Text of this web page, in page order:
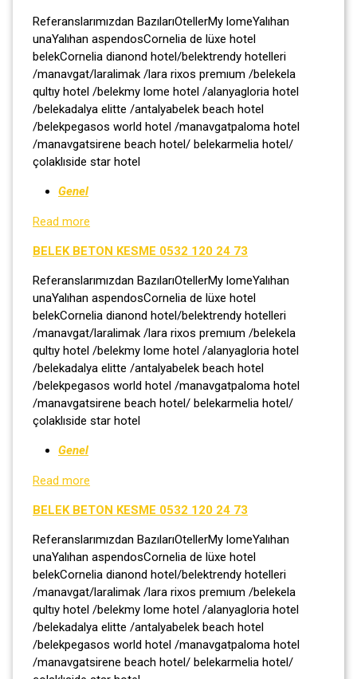
Referanslarımızdan BazılarıOtellerMy lomeYalıhan
unaYalıhan aspendosCornelia de lüxe hotel
belekCornelia dianond hotel/belektrendy hotelleri
/manavgat/laralimak /lara rixos premıum /belekela
qultıy hotel /belekmy lome hotel /alanyagloria hotel
/belekadalya elitte /antalyabelek beach hotel
/belekpegasos world hotel /manavgatpaloma hotel
/manavgatsirene beach hotel/ belekarmelia hotel/
çolaklıside star hotel
Genel
Read more
BELEK BETON KESME 0532 120 24 73
Referanslarımızdan BazılarıOtellerMy lomeYalıhan
unaYalıhan aspendosCornelia de lüxe hotel
belekCornelia dianond hotel/belektrendy hotelleri
/manavgat/laralimak /lara rixos premıum /belekela
qultıy hotel /belekmy lome hotel /alanyagloria hotel
/belekadalya elitte /antalyabelek beach hotel
/belekpegasos world hotel /manavgatpaloma hotel
/manavgatsirene beach hotel/ belekarmelia hotel/
çolaklıside star hotel
Genel
Read more
BELEK BETON KESME 0532 120 24 73
Referanslarımızdan BazılarıOtellerMy lomeYalıhan
unaYalıhan aspendosCornelia de lüxe hotel
belekCornelia dianond hotel/belektrendy hotelleri
/manavgat/laralimak /lara rixos premıum /belekela
qultıy hotel /belekmy lome hotel /alanyagloria hotel
/belekadalya elitte /antalyabelek beach hotel
/belekpegasos world hotel /manavgatpaloma hotel
/manavgatsirene beach hotel/ belekarmelia hotel/